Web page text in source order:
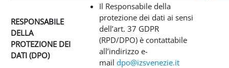
RESPONSABILE
DELLA
PROTEZIONE DEI
DATI (DPO)
Il Responsabile della
protezione dei dati ai sensi
dell’art. 37 GDPR
(RPD/DPO) è contattabile
all’indirizzo e-
mail dpo@izsvenezie.it